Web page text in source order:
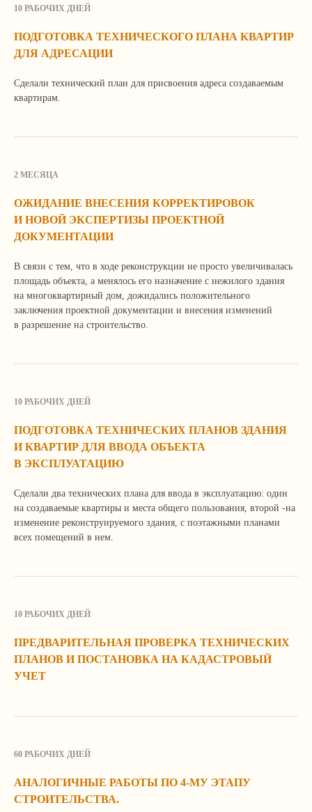
10 РАБОЧИХ ДНЕЙ
ПОДГОТОВКА ТЕХНИЧЕСКОГО ПЛАНА КВАРТИР
ДЛЯ АДРЕСАЦИИ
Сделали технический план для присвоения адреса создаваемым
квартирам.
2 МЕСЯЦА
ОЖИДАНИЕ ВНЕСЕНИЯ КОРРЕКТИРОВОК
И НОВОЙ ЭКСПЕРТИЗЫ ПРОЕКТНОЙ
ДОКУМЕНТАЦИИ
В связи с тем, что в ходе реконструкции не просто увеличивалась
площадь объекта, а менялось его назначение с нежилого здания
на многоквартирный дом, дожидались положительного
заключения проектной документации и внесения изменений
в разрешение на строительство.
10 РАБОЧИХ ДНЕЙ
ПОДГОТОВКА ТЕХНИЧЕСКИХ ПЛАНОВ ЗДАНИЯ
И КВАРТИР ДЛЯ ВВОДА ОБЪЕКТА
В ЭКСПЛУАТАЦИЮ
Сделали два технических плана для ввода в эксплуатацию: один
на создаваемые квартиры и места общего пользования, второй -на
изменение реконструируемого здания, с поэтажными планами
всех помещений в нем.
10 РАБОЧИХ ДНЕЙ
ПРЕДВАРИТЕЛЬНАЯ ПРОВЕРКА ТЕХНИЧЕСКИХ
ПЛАНОВ И ПОСТАНОВКА НА КАДАСТРОВЫЙ
УЧЕТ
60 РАБОЧИХ ДНЕЙ
АНАЛОГИЧНЫЕ РАБОТЫ ПО 4-МУ ЭТАПУ
СТРОИТЕЛЬСТВА.
У вас похожая задача?
Мы поможем ее решить!
Отправить
Расскажите о ней по телефону, почте или
оставьте свои контактные данные в форме.
Мы свяжемся с вами, уточним детали